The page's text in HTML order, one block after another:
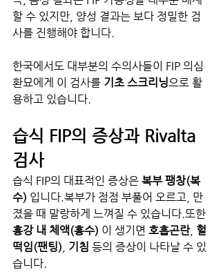
할 수 있지만, 양성 결과는 보다 정밀한 검
사를 진행해야 합니다.
한국에서도 대부분의 수의사들이 FIP 의심
환묘에게 이 검사를 기초 스크리닝으로 활
용하고 있습니다.
습식 FIP의 증상과 Rivalta
검사
습식 FIP의 대표적인 증상은 복부 팽창(복
수) 입니다.복부가 점점 부풀어 오르고, 만
졌을 때 말랑하게 느껴질 수 있습니다.또한
흉강 내 체액(흉수) 이 생기면 호흡곤란, 헐
떡임(팬팅) 기침 등의 증상이 나타날 수 있
습니다.